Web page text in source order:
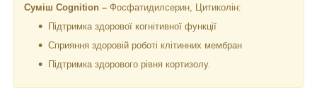
Суміш Cognition – Фосфатидилсерин, Цитиколін:
Підтримка здорової когнітивної функції
Сприяння здоровій роботі клітинних мембран
Підтримка здорового рівня кортизолу.